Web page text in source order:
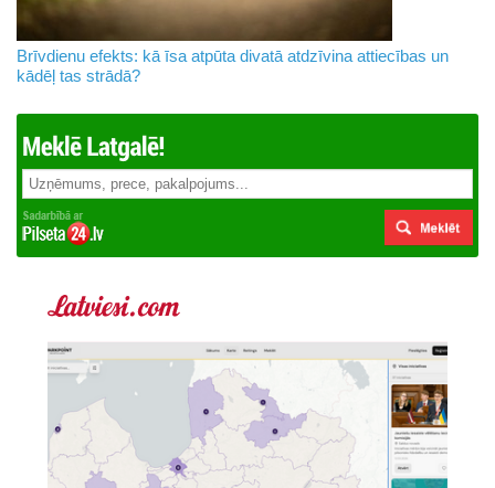
Brīvdienu efekts: kā īsa atpūta divatā atdzīvina attiecības un
kādēļ tas strādā?